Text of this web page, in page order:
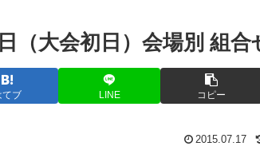
（大会初日）会場別 組合
てブ LINE コピー
2015.07.17